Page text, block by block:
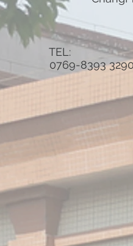
TEL:
0769-8393 3290